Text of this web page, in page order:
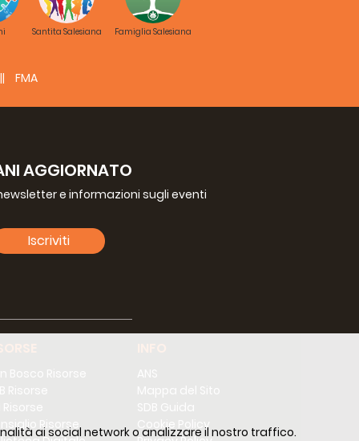
ai social network o analizzare il nostro traffico.
Santita Salesiana Famiglia Salesiana
FMA
AGGIORNATO
e informazioni sugli eventi
Iscriviti
Risorse
Cookie Policy